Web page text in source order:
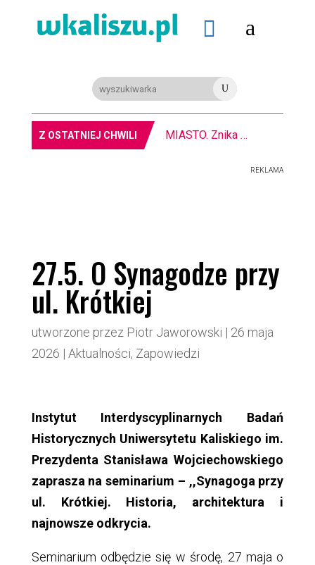
 a
U
Z OSTATNIEJ CHWILI
REKLAMA
27.5. O Synagodze przy
ul. Krótkiej
utworzone przez Piotr Jaworowski | 26 maja
2026 | Aktualności, Zapowiedzi
Instytut Interdyscyplinarnych Badań
Historycznych Uniwersytetu Kaliskiego im.
Prezydenta Stanisława Wojciechowskiego
zaprasza na seminarium – ,,Synagoga przy
ul. Krótkiej. Historia, architektura i
najnowsze odkrycia.
Seminarium odbędzie się w środę, 27 maja o